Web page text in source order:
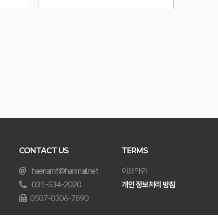
CONTACT US
haenamf@hanmail.net
031-534-2020
0507-0306-7890
TERMS
이용약관
개인 정보처리 방침